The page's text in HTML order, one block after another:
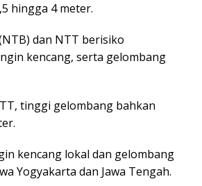
hingga 4 meter.
dan NTT berisiko
kencang, serta gelombang
tinggi gelombang bahkan
kencang lokal dan gelombang
Yogyakarta dan Jawa Tengah.